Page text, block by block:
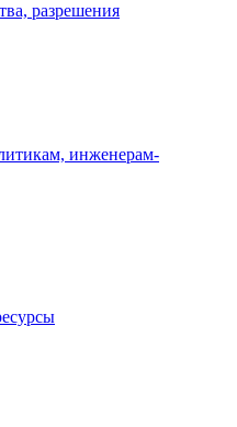
разрешения
инженерам-